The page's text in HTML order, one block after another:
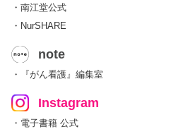
・南江堂公式
・NurSHARE
note
・『がん看護』編集室
Instagram
・電子書籍 公式